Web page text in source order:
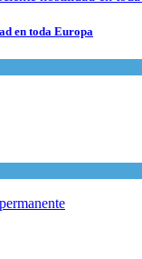
en toda Europa